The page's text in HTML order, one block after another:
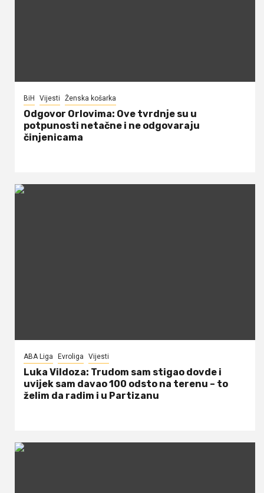
BiH Vijesti Ženska košarka
Odgovor Orlovima: ​Ove tvrdnje su u
potpunosti netačne i ne odgovaraju
činjenicama
ABA Liga Evroliga Vijesti
Luka Vildoza: Trudom sam stigao dovde i
uvijek sam davao 100 odsto na terenu – to
želim da radim i u Partizanu